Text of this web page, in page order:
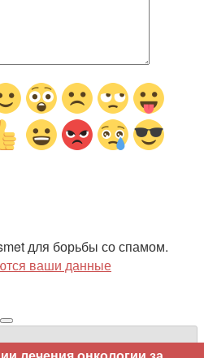
для борьбы со спамом.
ваши данные